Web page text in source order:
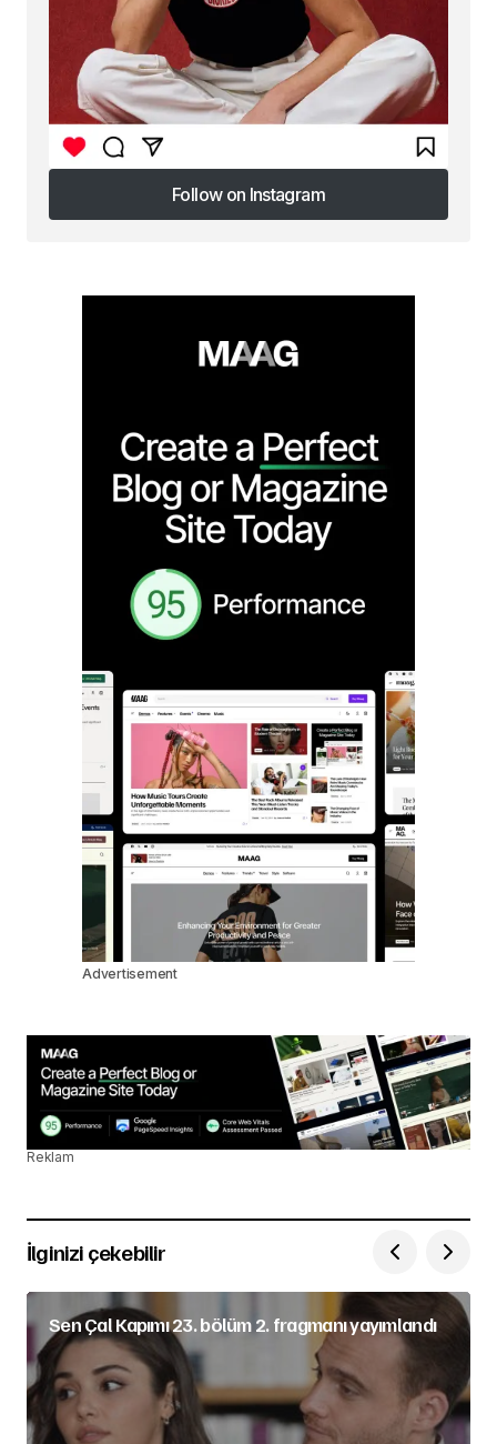
Follow on Instagram
Follow on Instagram
Advertisement
Reklam
İlginizi çekebilir
Sen Çal Kapımı 23. bölüm 2. fragmanı yayımlandı